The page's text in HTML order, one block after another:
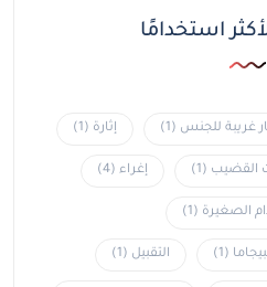
استخدامًا
غريبة للجنس (1) إثارة (1)
القضيب (1) إغراء (4)
الصغيرة (1)
(1) التقبيل (1)